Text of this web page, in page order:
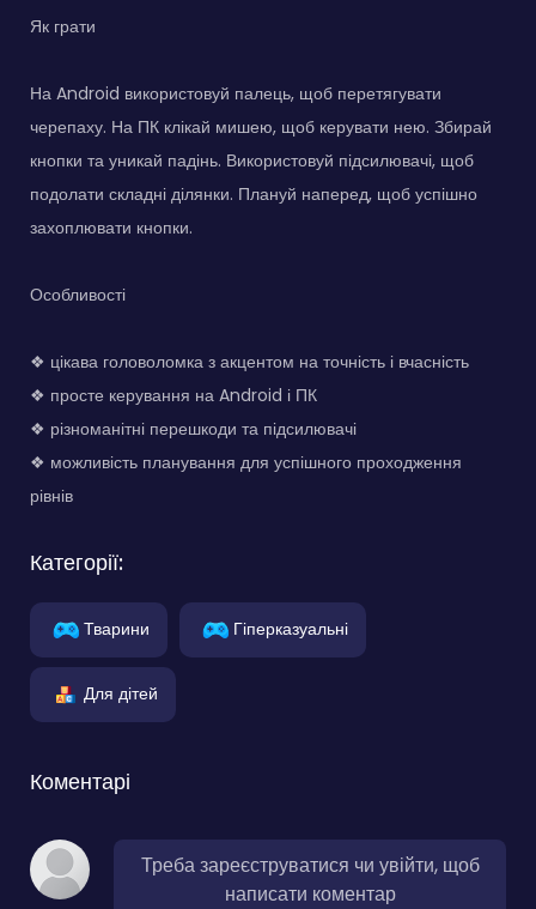
Як грати
На Android використовуй палець, щоб перетягувати
черепаху. На ПК клікай мишею, щоб керувати нею. Збирай
кнопки та уникай падінь. Використовуй підсилювачі, щоб
подолати складні ділянки. Плануй наперед, щоб успішно
захоплювати кнопки.
Особливості
❖ цікава головоломка з акцентом на точність і вчасність
❖ просте керування на Android і ПК
❖ різноманітні перешкоди та підсилювачі
❖ можливість планування для успішного проходження
рівнів
Категорії:
Тварини Гіперказуальні
Для дітей
Коментарі
Треба зареєструватися чи увійти, щоб
написати коментар